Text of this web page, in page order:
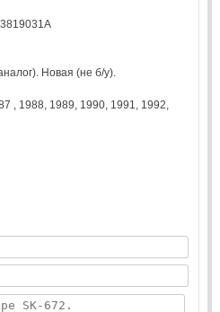
Новая (не б/у).
1988 1989 1990 1991 1992